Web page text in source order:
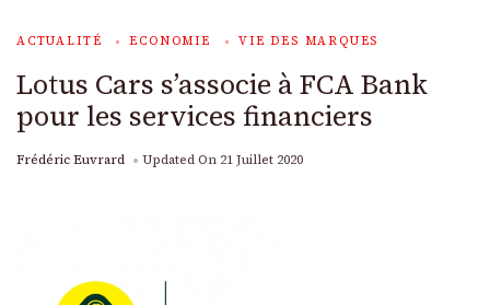
ACTUALITÉ ECONOMIE VIE DES MARQUES
Lotus Cars s’associe à FCA Bank
pour les services financiers
Frédéric Euvrard Updated On 21 Juillet 2020